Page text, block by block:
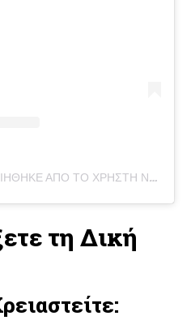
Η ΔΗΜΟΣΊΕΥΣΗ ΚΟΙΝΟΠΟΙΉΘΗΚΕ ΑΠΌ ΤΟ ΧΡΉΣΤΗ NATURE'S ANSWER
τη Δική